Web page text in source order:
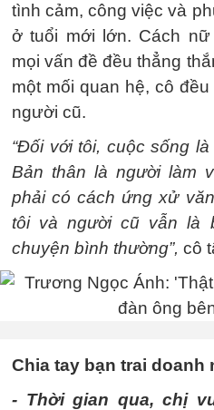
tình cảm, công việc và
ở tuổi mới lớn. Cách
mọi vấn đề đều thẳng
một mối quan hệ, cô
người cũ.
“Đối với tôi, cuộc sống
Bản thân là người làm
phải có cách ứng xử
tôi và người cũ vẫn là
chuyện bình thường”, cô
Chia tay bạn trai doanh
- Thời gian qua, chị